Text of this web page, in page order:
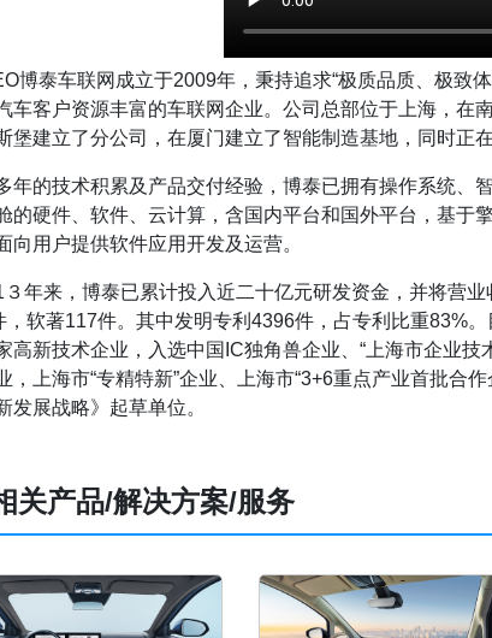
博泰车联网成立于2009年，秉持追求“极质品质、极致
车客户资源丰富的车联网企业。公司总部位于上海，在
堡建立了分公司，在厦门建立了智能制造基地，同时正
年的技术积累及产品交付经验，博泰已拥有操作系统、
的硬件、软件、云计算，含国内平台和国外平台，基于
向用户提供软件应用开发及运营。
３年来，博泰已累计投入近二十亿元研发资金，并将营
，软著117件。其中发明专利4396件，占专利比重83%
高新技术企业，入选中国IC独角兽企业、“上海市企业技
，上海市“专精特新”企业、上海市“3+6重点产业首批合
发展战略》起草单位。
关产品/解决方案/服务